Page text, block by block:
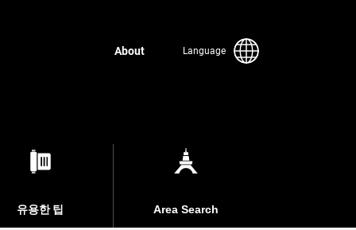
About Language
유용한 팁 Area Search